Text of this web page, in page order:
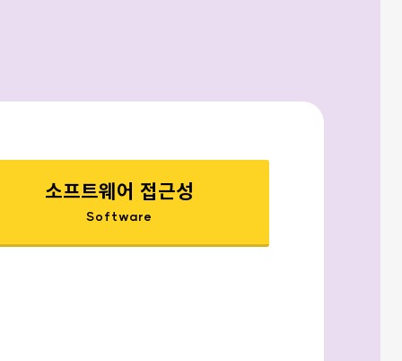
소프트웨어 접근성
Software